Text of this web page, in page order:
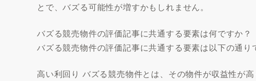
とで、バズる可能性が増すかもしれません。
バズる競売物件の評価記事に共通する要素は何ですか？
バズる競売物件の評価記事に共通する要素は以下の通り
高い利回り バズる競売物件とは、その物件が収益性が